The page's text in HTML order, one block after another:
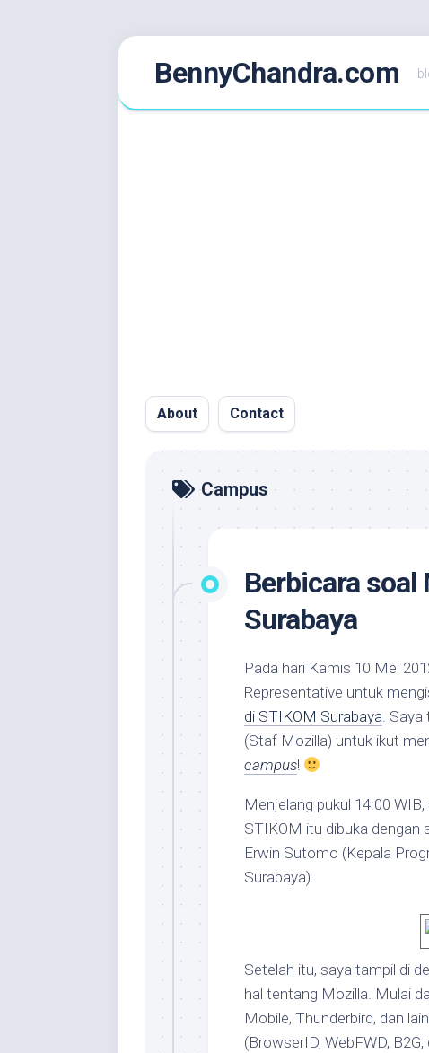
BennyChandra.com
About Contact
Campus
Berbicara soal
Surabaya
Pada hari Kamis 10 Mei
Representative untuk
di STIKOM Surabaya. Saya
(Staf Mozilla) untuk ikut
campus!
Menjelang pukul 14:00
STIKOM itu dibuka dengan
Erwin Sutomo (Kepala
Surabaya).
Setelah itu, saya tampil di
hal tentang Mozilla. Mulai
Mobile, Thunderbird, dan
(BrowserID, WebFWD,